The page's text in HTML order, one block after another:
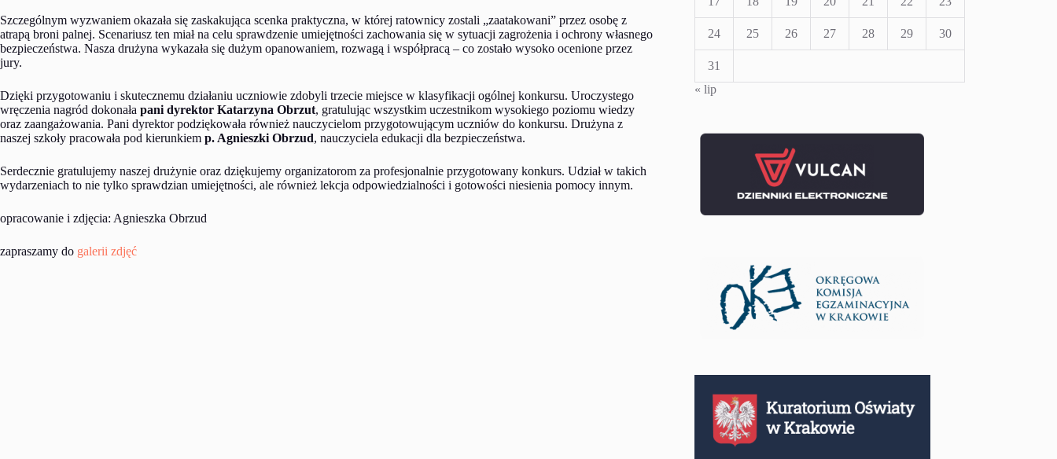
Szczególnym wyzwaniem okazała się zaskakująca scenka praktyczna, w której ratownicy zostali „zaatakowani” przez osobę z
atrapą broni palnej. Scenariusz ten miał na celu sprawdzenie umiejętności zachowania się w sytuacji zagrożenia i ochrony własnego
bezpieczeństwa. Nasza drużyna wykazała się dużym opanowaniem, rozwagą i współpracą – co zostało wysoko ocenione przez
jury.
Dzięki przygotowaniu i skutecznemu działaniu uczniowie zdobyli trzecie miejsce w klasyfikacji ogólnej konkursu. Uroczystego
wręczenia nagród dokonała pani dyrektor Katarzyna Obrzut, gratulując wszystkim uczestnikom wysokiego poziomu wiedzy
oraz zaangażowania. Pani dyrektor podziękowała również nauczycielom przygotowującym uczniów do konkursu. Drużyna z
naszej szkoły pracowała pod kierunkiem p. Agnieszki Obrzud, nauczyciela edukacji dla bezpieczeństwa.
Serdecznie gratulujemy naszej drużynie oraz dziękujemy organizatorom za profesjonalnie przygotowany konkurs. Udział w takich
wydarzeniach to nie tylko sprawdzian umiejętności, ale również lekcja odpowiedzialności i gotowości niesienia pomocy innym.
opracowanie i zdjęcia: Agnieszka Obrzud
zapraszamy do galerii zdjęć
24 25 26 27 28 29 30
31
« lip